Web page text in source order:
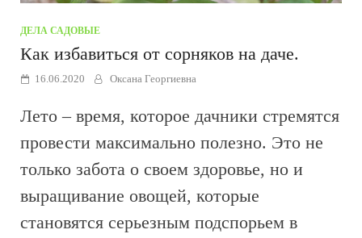
ДЕЛА САДОВЫЕ
Как избавиться от сорняков на даче.
16.06.2020 Оксана Георгиевна
Лето – время, которое дачники стремятся
провести максимально полезно. Это не
только забота о своем здоровье, но и
выращивание овощей, которые
становятся серьезным подспорьем в